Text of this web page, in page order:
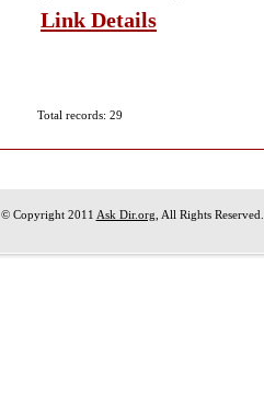
Link Details
Total records: 29
© Copyright 2011 Ask Dir.org , All Rights